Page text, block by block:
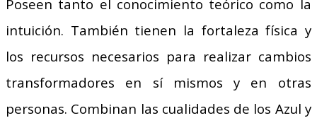
Poseen tanto el conocimiento teórico como la
intuición. También tienen la fortaleza física y
los recursos necesarios para realizar cambios
transformadores en sí mismos y en otras
personas. Combinan las cualidades de los Azul y